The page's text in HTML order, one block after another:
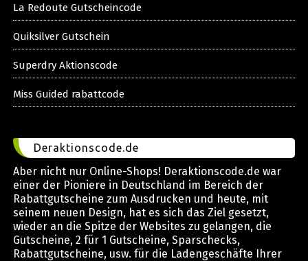
La Redoute Gutscheincode
Quiksilver Gutschein
Superdry Aktionscode
Miss Guided rabattcode
Deraktionscode.de
Aber nicht nur Online-Shops! Deraktionscode.de war
einer der Pioniere in Deutschland im Bereich der
Rabattgutscheine zum Ausdrucken und heute, mit
seinem neuen Design, hat es sich das Ziel gesetzt,
wieder an die Spitze der Websites zu gelangen, die
Gutscheine, 2 für 1 Gutscheine, Sparschecks,
Rabattgutscheine, usw. für die Ladengeschäfte Ihrer